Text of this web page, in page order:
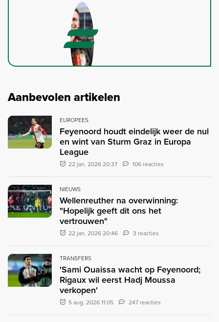
Aanbevolen artikelen
EUROPEES
Feyenoord houdt eindelijk weer de nul
en wint van Sturm Graz in Europa
League
22 jan. 2026 20:37 106 reacties
NIEUWS
Wellenreuther na overwinning:
"Hopelijk geeft dit ons het
vertrouwen"
22 jan. 2026 20:46 3 reacties
TRANSFERS
'Sami Ouaissa wacht op Feyenoord;
Rigaux wil eerst Hadj Moussa
verkopen'
5 aug. 2026 11:05 247 reacties